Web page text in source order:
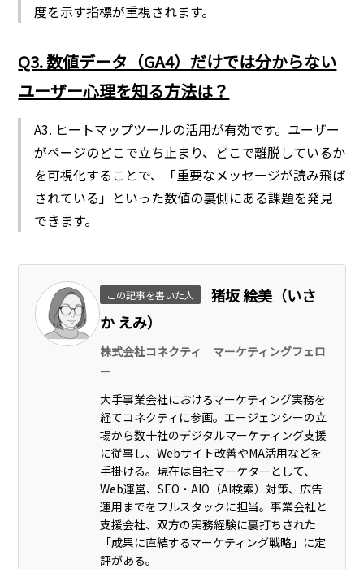
度を示す指標が重視されます。
Q3. 数値データ（GA4）だけでは分からない
ユーザー心理を知る方法は？
A3. ヒートマップツールの活用が有効です。ユーザー
がページのどこで立ち止まり、どこで離脱しているか
を可視化することで、「重要なメッセージが読み飛ば
されている」といった数値の裏側にある課題を発見
できます。
この記事を書いた人
猪坂 絵美（いさ
か えみ）
株式会社コネクティ マーケティングフェロ
ー
大手事業会社におけるマーケティング実務を
経てコネクティに参画。エージェンシーの立
場から数十社のデジタルマーケティング支援
に従事し、Webサイト改善やMA活用などを
手掛ける。現在は自社マーケターとして、
Web運営、SEO・AIO（AI検索）対策、広告
運用までをフルスタックに担当。事業会社と
支援会社、双方の実務経験に裏打ちされた
「成果に直結するマーケティング戦略」に定
評がある。